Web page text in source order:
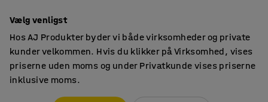
Vælg venligst
Hos AJ Produkter byder vi både virksomheder og private
kunder velkommen. Hvis du klikker på Virksomhed, vises
priserne uden moms og under Privatkunde vises priserne
inklusive moms.